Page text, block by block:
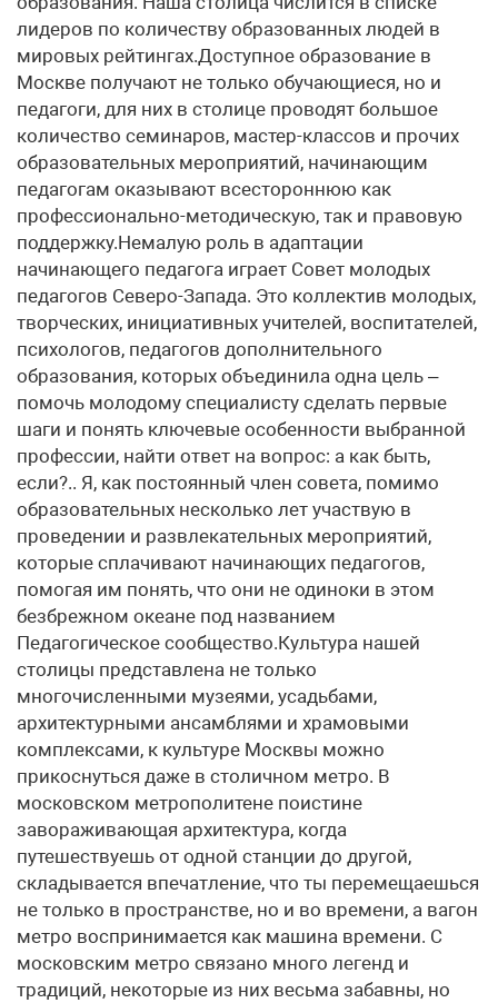
лидеров по количеству образованных людей в
мировых рейтингах.Доступное образование в
Москве получают не только обучающиеся, но и
педагоги, для них в столице проводят большое
количество семинаров, мастер-классов и прочих
образовательных мероприятий, начинающим
педагогам оказывают всестороннюю как
профессионально-методическую, так и правовую
поддержку.Немалую роль в адаптации
начинающего педагога играет Совет молодых
педагогов Северо-Запада. Это коллектив молодых,
творческих, инициативных учителей, воспитателей,
психологов, педагогов дополнительного
образования, которых объединила одна цель –
помочь молодому специалисту сделать первые
шаги и понять ключевые особенности выбранной
профессии, найти ответ на вопрос: а как быть,
если?.. Я, как постоянный член совета, помимо
образовательных несколько лет участвую в
проведении и развлекательных мероприятий,
которые сплачивают начинающих педагогов,
помогая им понять, что они не одиноки в этом
безбрежном океане под названием
Педагогическое сообщество.Культура нашей
столицы представлена не только
многочисленными музеями, усадьбами,
архитектурными ансамблями и храмовыми
комплексами, к культуре Москвы можно
прикоснуться даже в столичном метро. В
московском метрополитене поистине
завораживающая архитектура, когда
путешествуешь от одной станции до другой,
складывается впечатление, что ты перемещаешься
не только в пространстве, но и во времени, а вагон
метро воспринимается как машина времени. С
московским метро связано много легенд и
традиций, некоторые из них весьма забавны, но